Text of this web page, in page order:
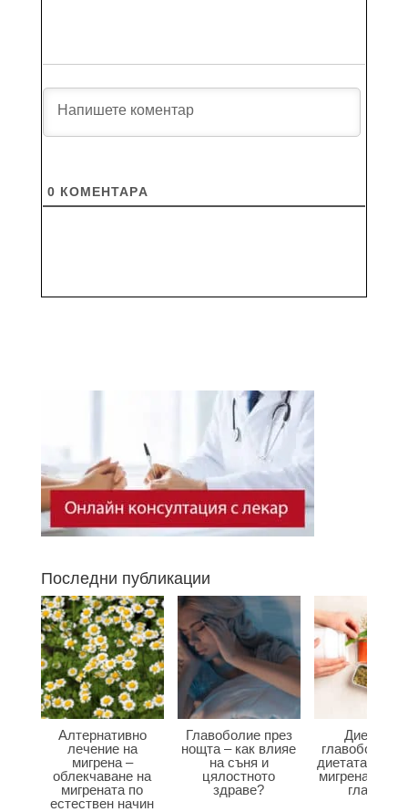
0 КОМЕНТАРA
Последни публикации
Алтернативно
лечение на
мигрена –
облекчаване на
мигрената по
естествен начин
Главоболие през
нощта – как влияе
на съня и
цялостното
здраве?
Диета при
главоболие –
диетата
мигрена и
главата?